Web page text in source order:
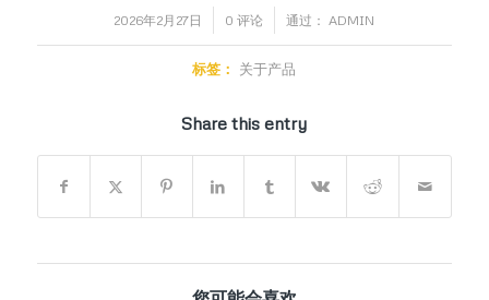
2026年2月27日
/ 0 评论 通过： ADMIN
标签： 关于产品
Share this entry